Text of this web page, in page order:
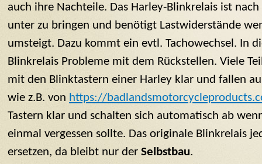
auch ihre Nachteile. Das Harley-Blinkrelais ist
unter zu bringen und benötigt Lastwiderstände
umsteigt. Dazu kommt ein evtl. Tachowechsel. In
Blinkrelais Probleme mit dem Rückstellen. Viele
mit den Blinktastern einer Harley klar und fallen
wie z.B. von https://
Tastern klar und schalten sich automatisch ab
einmal vergessen sollte. Das originale Blinkrelais
ersetzen, da bleibt nur der Selbstbau.